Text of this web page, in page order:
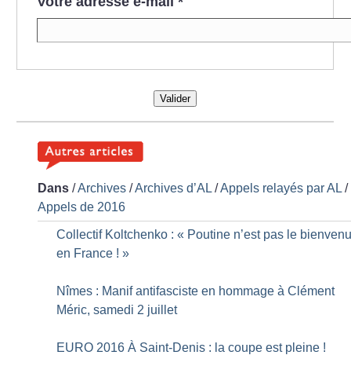
Valider
Dans /Archives /Archives d’AL /Appels relayés par AL /
Appels de 2016
Collectif Koltchenko : « Poutine n’est pas le
en France ! »
Nîmes : Manif antifasciste en hommage à Clément
Méric, samedi 2 juillet
EURO 2016 À Saint-Denis : la coupe est pleine !